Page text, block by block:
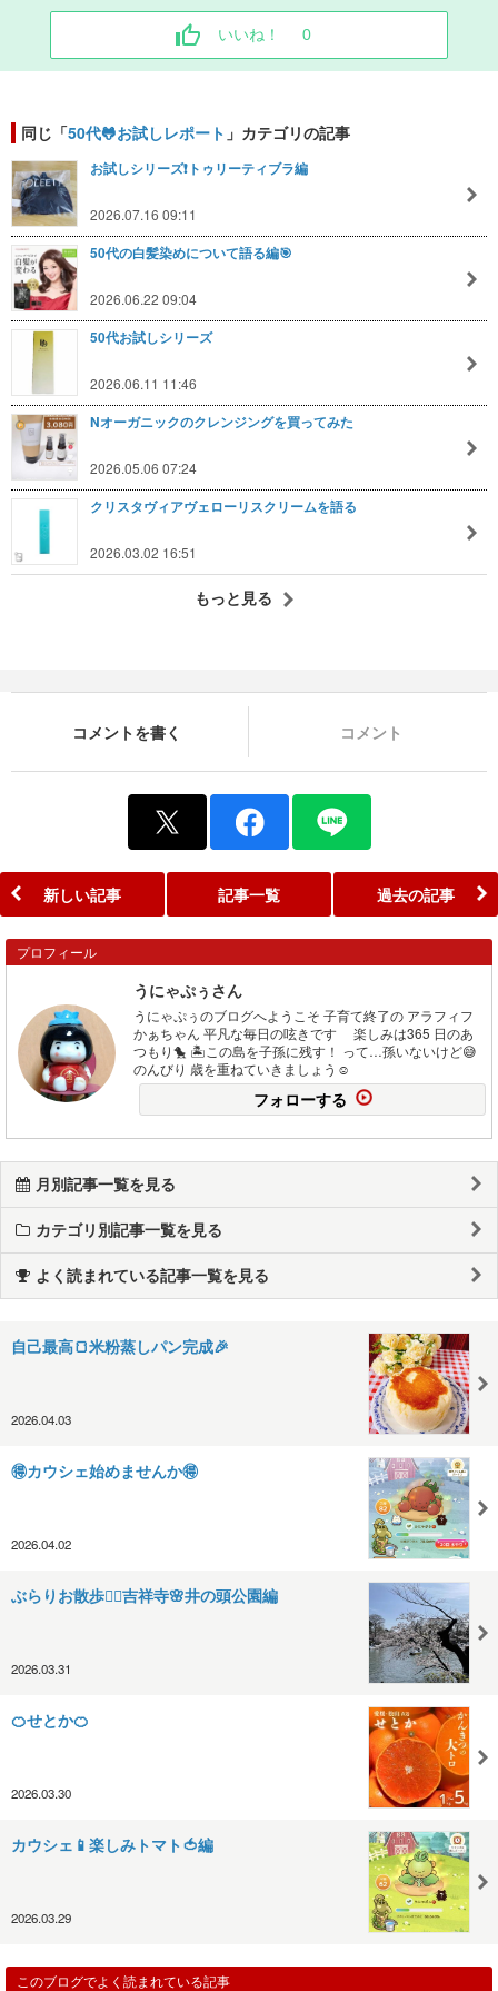
いいね！ 0
同じ「50代🐸お試しレポート 」カテゴリの記事
お試しシリーズ❗️トゥリーティブラ編
2026.07.16 09:11
50代の白髪染めについて語る編🎯
2026.06.22 09:04
50代お試しシリーズ
2026.06.11 11:46
Nオーガニックのクレンジングを買ってみた
2026.05.06 07:24
クリスタヴィアヴェローリスクリームを語る
2026.03.02 16:51
もっと見る
コメントを書く コメント
新しい記事 記事一覧 過去の記事
プロフィール
うにゃぷぅさん
うにゃぷぅのブログへようこそ 子育て終了の アラフィフ
かぁちゃん 平凡な毎日の呟きです 楽しみは365 日のあ
つもり🐤 🏝この島を子孫に残す！ って…孫いないけど😅
のんびり 歳を重ねていきましょう☺
フォローする
月別記事一覧を見る
カテゴリ別記事一覧を見る
よく読まれている記事一覧を見る
自己最高🍞米粉蒸しパン完成🎉
2026.04.03
🉐カウシェ始めませんか🉐
2026.04.02
ぶらりお散歩🚶‍♀️吉祥寺🌸井の頭公園編
2026.03.31
🍊せとか🍊
2026.03.30
カウシェ📱楽しみトマト🍅編
2026.03.29
このブログでよく読まれている記事